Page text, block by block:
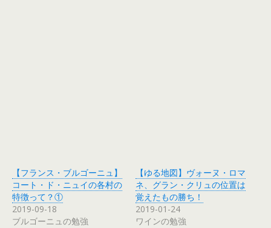
【フランス・ブルゴーニュ】
コート・ド・ニュイの各村の
特徴って？①
2019-09-18
ブルゴーニュの勉強
【ゆる地図】ヴォーヌ・ロマ
ネ、グラン・クリュの位置は
覚えたもの勝ち！
2019-01-24
ワインの勉強